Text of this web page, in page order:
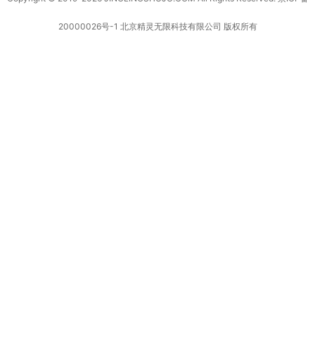
20000026号-1 北京精灵无限科技有限公司 版权所有